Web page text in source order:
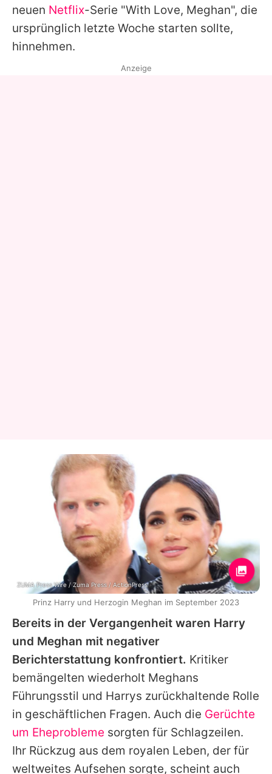
neuen Netflix-Serie "With Love, Meghan", die
ursprünglich letzte Woche starten sollte,
hinnehmen.
Bereits in der Vergangenheit waren Harry
und Meghan mit negativer
Berichterstattung konfrontiert. Kritiker
bemängelten wiederholt Meghans
Führungsstil und Harrys zurückhaltende Rolle
in geschäftlichen Fragen. Auch die Gerüchte
um Eheprobleme sorgten für Schlagzeilen.
Ihr Rückzug aus dem royalen Leben, der für
weltweites Aufsehen sorgte, scheint auch
Anzeige
ZUMA Press Wire / Zuma Press / ActionPress
Prinz Harry und Herzogin Meghan im September 2023